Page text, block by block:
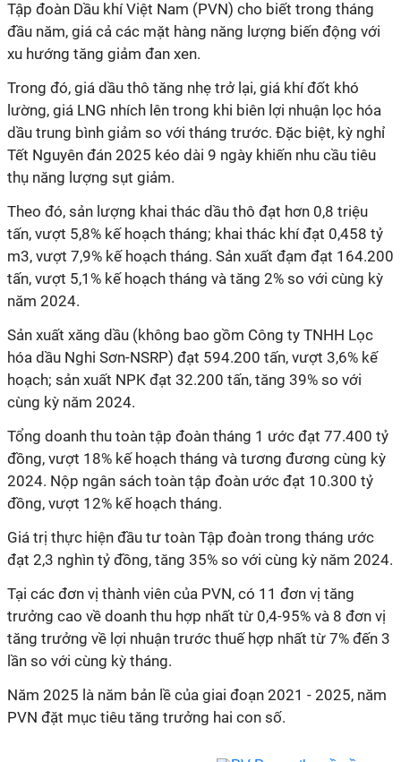
Tập đoàn Dầu khí Việt Nam (PVN) cho biết trong tháng
đầu năm, giá cả các mặt hàng năng lượng biến động với
xu hướng tăng giảm đan xen.
Trong đó, giá dầu thô tăng nhẹ trở lại, giá khí đốt khó
lường, giá LNG nhích lên trong khi biên lợi nhuận lọc hóa
dầu trung bình giảm so với tháng trước. Đặc biệt, kỳ nghỉ
Tết Nguyên đán 2025 kéo dài 9 ngày khiến nhu cầu tiêu
thụ năng lượng sụt giảm.
Theo đó, sản lượng khai thác dầu thô đạt hơn 0,8 triệu
tấn, vượt 5,8% kế hoạch tháng; khai thác khí đạt 0,458 tỷ
m3, vượt 7,9% kế hoạch tháng. Sản xuất đạm đạt 164.200
tấn, vượt 5,1% kế hoạch tháng và tăng 2% so với cùng kỳ
năm 2024.
Sản xuất xăng dầu (không bao gồm Công ty TNHH Lọc
hóa dầu Nghi Sơn-NSRP) đạt 594.200 tấn, vượt 3,6% kế
hoạch; sản xuất NPK đạt 32.200 tấn, tăng 39% so với
cùng kỳ năm 2024.
Tổng doanh thu toàn tập đoàn tháng 1 ước đạt 77.400 tỷ
đồng, vượt 18% kế hoạch tháng và tương đương cùng kỳ
2024. Nộp ngân sách toàn tập đoàn ước đạt 10.300 tỷ
đồng, vượt 12% kế hoạch tháng.
Giá trị thực hiện đầu tư toàn Tập đoàn trong tháng ước
đạt 2,3 nghìn tỷ đồng, tăng 35% so với cùng kỳ năm 2024.
Tại các đơn vị thành viên của PVN, có 11 đơn vị tăng
trưởng cao về doanh thu hợp nhất từ 0,4-95% và 8 đơn vị
tăng trưởng về lợi nhuận trước thuế hợp nhất từ 7% đến 3
lần so với cùng kỳ tháng.
Năm 2025 là năm bản lề của giai đoạn 2021 - 2025, năm
PVN đặt mục tiêu tăng trưởng hai con số.